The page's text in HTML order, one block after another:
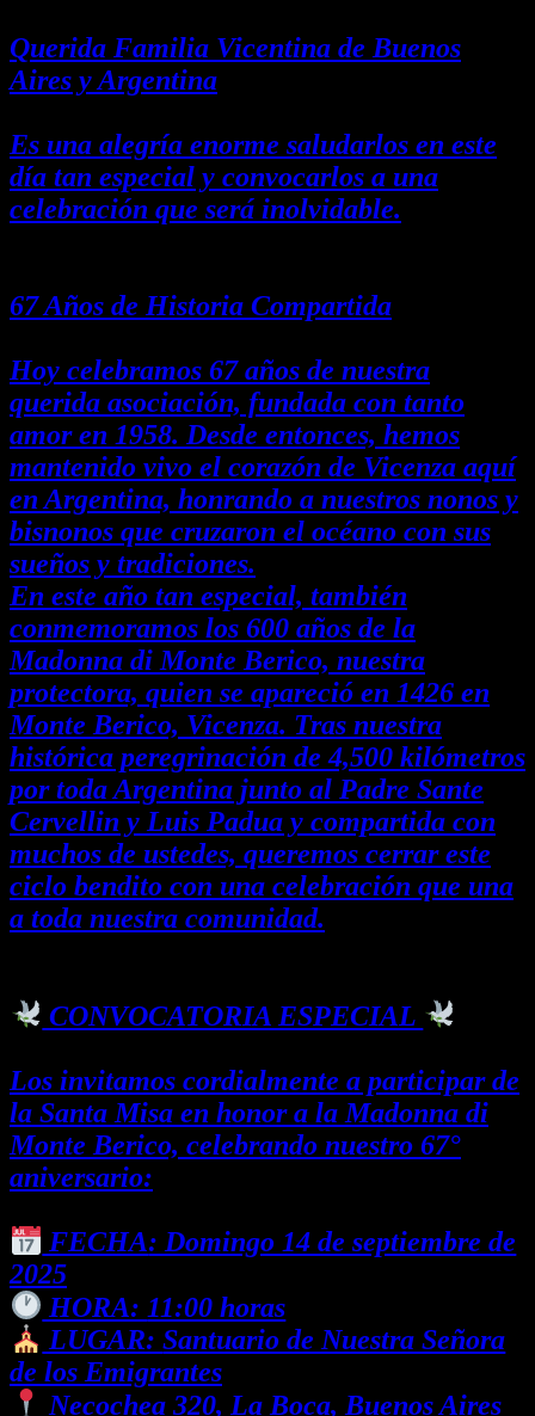
Querida Familia Vicentina de Buenos
Aires y Argentina
Es una alegría enorme saludarlos en este
día tan especial y convocarlos a una
celebración que será inolvidable.
67 Años de Historia Compartida
Hoy celebramos 67 años de nuestra
querida asociación, fundada con tanto
amor en 1958. Desde entonces, hemos
mantenido vivo el corazón de Vicenza aquí
en Argentina, honrando a nuestros nonos y
bisnonos que cruzaron el océano con sus
sueños y tradiciones.
En este año tan especial, también
conmemoramos los 600 años de la
Madonna di Monte Berico, nuestra
protectora, quien se apareció en 1426 en
Monte Berico, Vicenza. Tras nuestra
histórica peregrinación de 4,500 kilómetros
por toda Argentina junto al Padre Sante
Cervellin y Luis Padua y compartida con
muchos de ustedes, queremos cerrar este
ciclo bendito con una celebración que una
a toda nuestra comunidad.
CONVOCATORIA ESPECIAL
Los invitamos cordialmente a participar de
la Santa Misa en honor a la Madonna di
Monte Berico, celebrando nuestro 67°
aniversario:
FECHA: Domingo 14 de septiembre de
2025
HORA: 11:00 horas
LUGAR:Santuario de Nuestra Señora
de los Emigrantes
Necochea 320, La Boca, Buenos Aires